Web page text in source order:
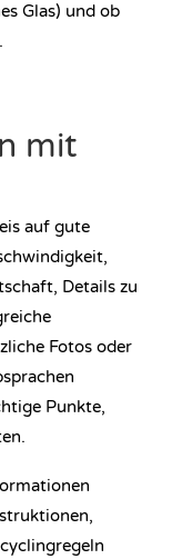
Glas) und ob
mit
auf gute
Details zu
Fotos oder
Punkte,